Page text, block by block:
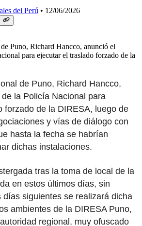
del Perú • 12/06/2026
Puno, Richard Hancco, anunció el
para ejecutar el traslado forzado de la
de Puno, Richard Hancco,
la Policía Nacional para
forzado de la DIRESA, luego de
y vías de diálogo con
hasta la fecha se habrían
dichas instalaciones.
tras la toma de local de la
en estos últimos días, sin
días siguientes se realizará dicha
ambientes de la DIRESA Puno,
regional, muy ofuscado